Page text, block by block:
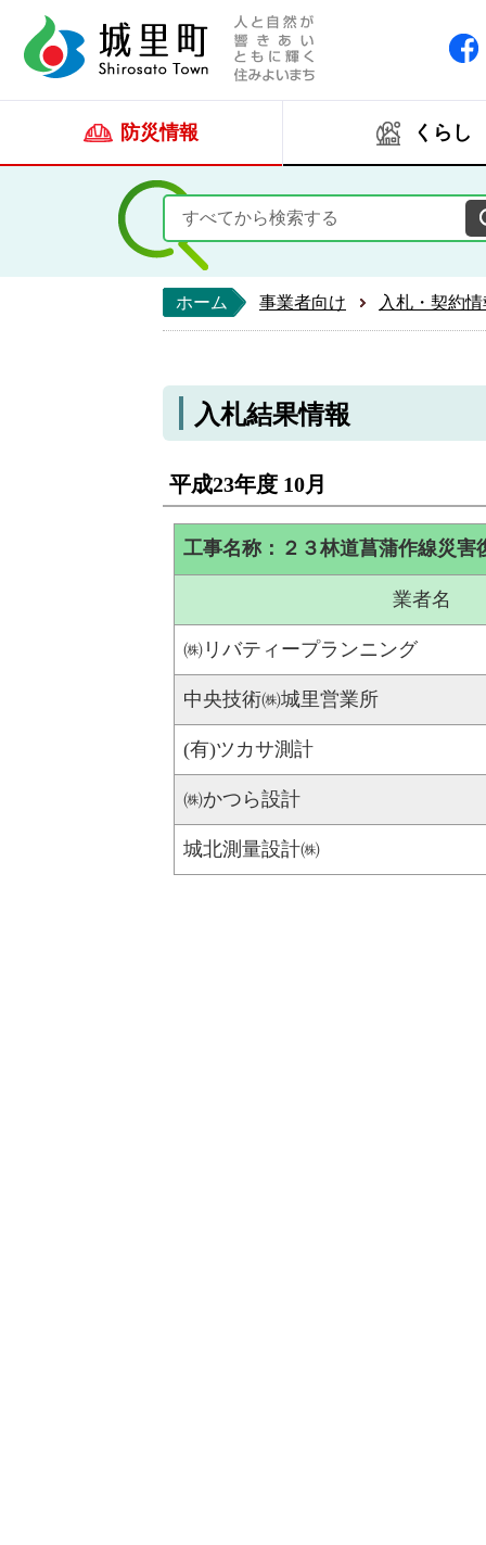
防災情報 くらし
ホーム 事業者向け 入札・契約
入札結果情報
平成23年度 10月
工事名称：２３林道菖蒲作線災害
業者名
㈱リバティープランニング
中央技術㈱城里営業所
(有)ツカサ測計
㈱かつら設計
城北測量設計㈱